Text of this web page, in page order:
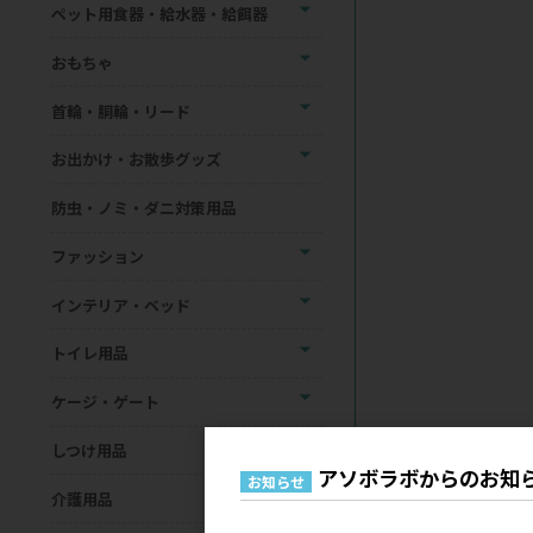
ペット用食器・給水器・給餌器
おもちゃ
首輪・胴輪・リード
お出かけ・お散歩グッズ
防虫・ノミ・ダニ対策用品
ファッション
インテリア・ベッド
トイレ用品
ケージ・ゲート
しつけ用品
介護用品
お知らせ アソボラボからのお知